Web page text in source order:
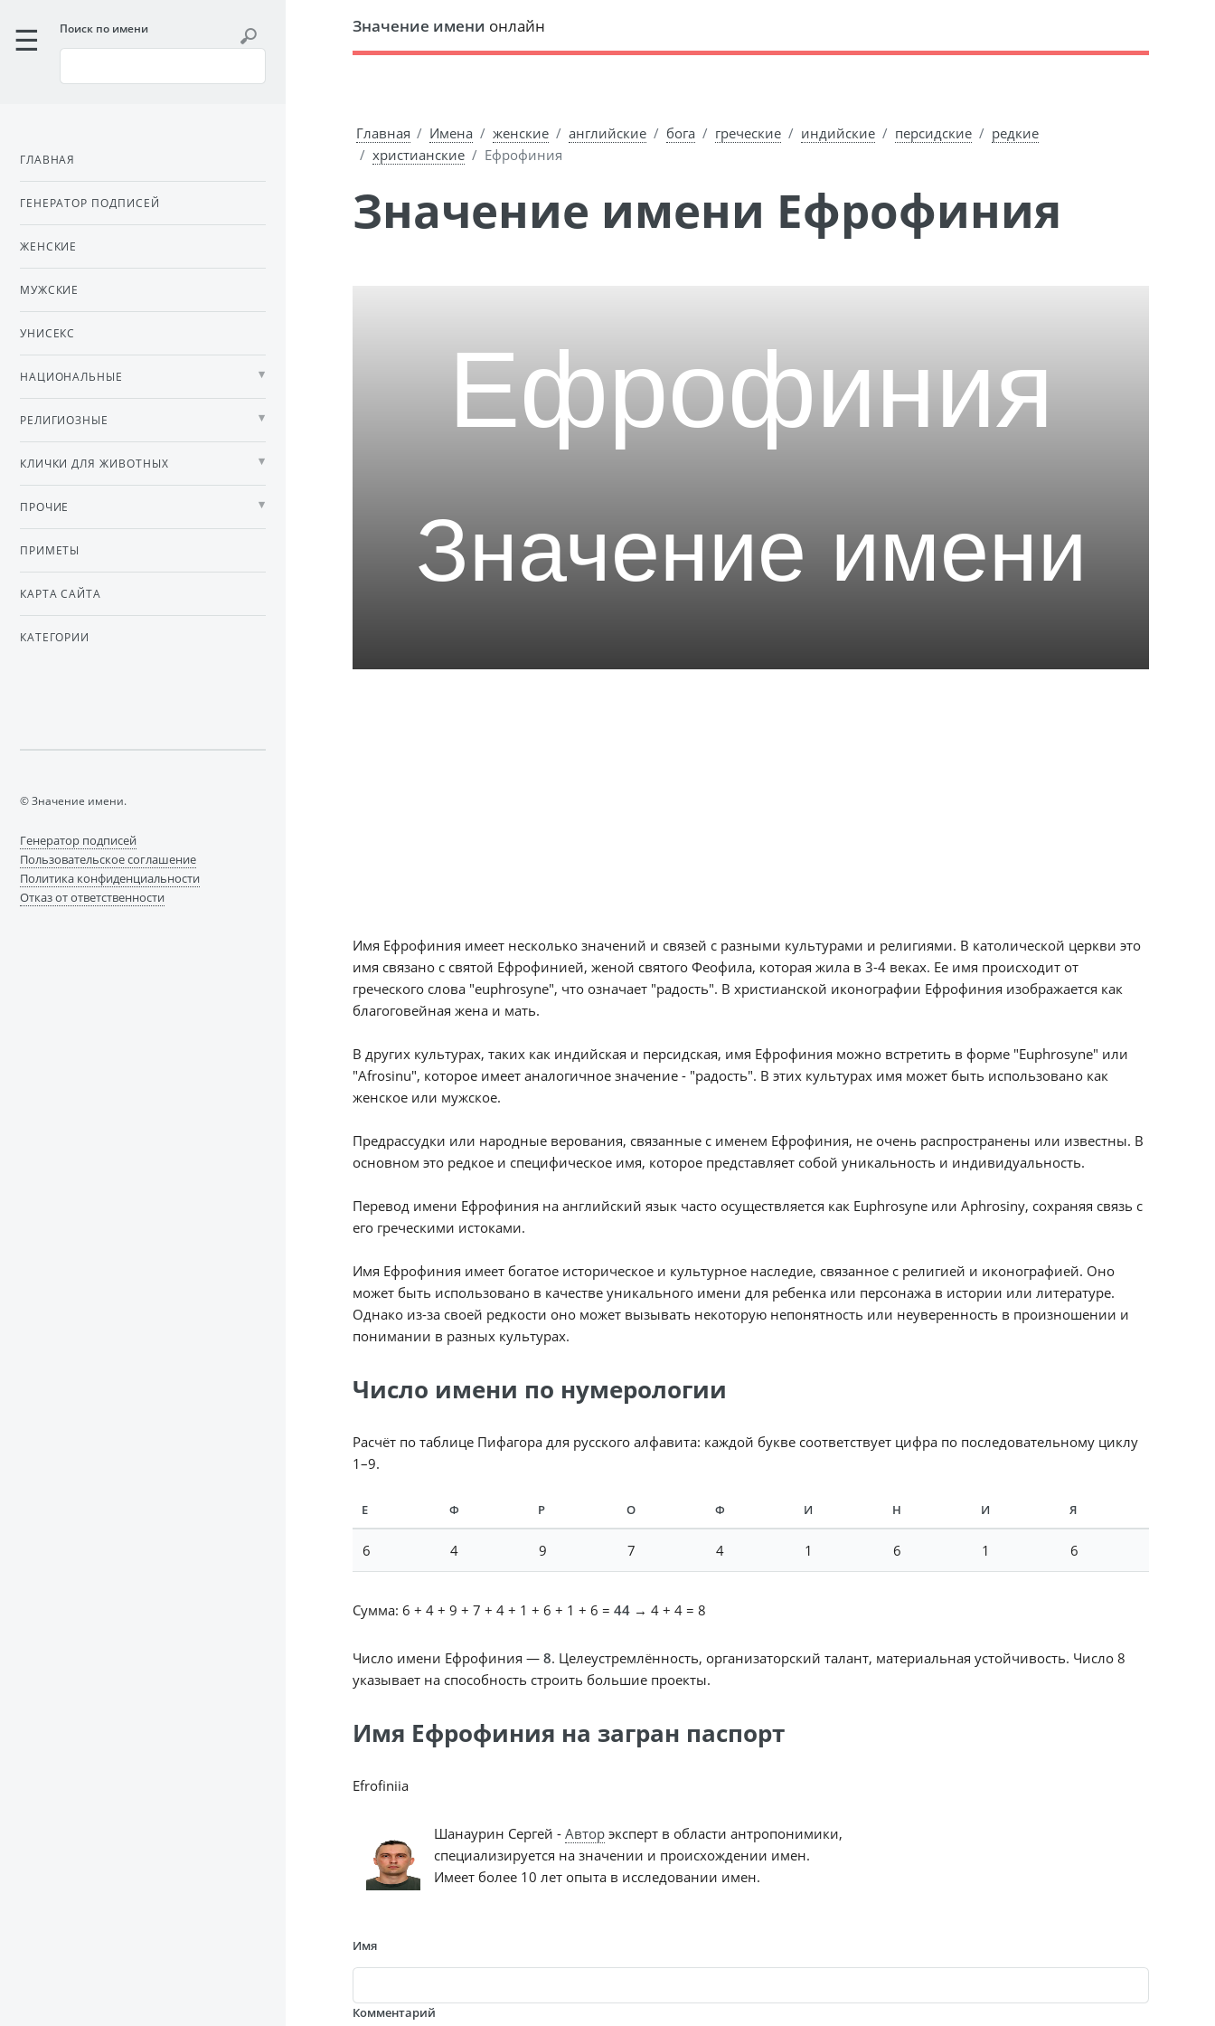
Значение имени онлайн
Главная Имена женские английские бога греческие индийские персидские
редкие
христианские
Ефрофиния
Значение имени Ефрофиния
Имя Ефрофиния имеет несколько значений и связей с разными культурами и религиями. В католической церкви это
имя связано с святой Ефрофинией, женой святого Феофила, которая жила в 3-4 веках. Ее имя происходит от
греческого слова "euphrosyne", что означает "радость". В христианской иконографии Ефрофиния изображается как
благоговейная жена и мать.
В других культурах, таких как индийская и персидская, имя Ефрофиния можно встретить в форме "Euphrosyne" или
"Afrosinu", которое имеет аналогичное значение - "радость". В этих культурах имя может быть использовано как
женское или мужское.
Предрассудки или народные верования, связанные с именем Ефрофиния, не очень распространены или известны. В
основном это редкое и специфическое имя, которое представляет собой уникальность и индивидуальность.
Перевод имени Ефрофиния на английский язык часто осуществляется как Euphrosyne или Aphrosiny, сохраняя связь с
его греческими истоками.
Имя Ефрофиния имеет богатое историческое и культурное наследие, связанное с религией и иконографией. Оно
может быть использовано в качестве уникального имени для ребенка или персонажа в истории или литературе.
Однако из-за своей редкости оно может вызывать некоторую непонятность или неуверенность в произношении и
понимании в разных культурах.
Число имени по нумерологии
Расчёт по таблице Пифагора для русского алфавита: каждой букве соответствует цифра по последовательному циклу
1–9.
Е Ф Р О Ф И Н И Я
6 4 9 7 4 1 6 1 6
Сумма: 6 + 4 + 9 + 7 + 4 + 1 + 6 + 1 + 6 = 44→ 4 + 4 = 8
Число имени Ефрофиния — 8. Целеустремлённость, организаторский талант, материальная устойчивость. Число 8
указывает на способность строить большие проекты.
Имя Ефрофиния на загран паспорт
Efrofiniia
Шанаурин Сергей - Авторэксперт в области антропонимики,
специализируется на значении и происхождении имен.
Имеет более 10 лет опыта в исследовании имен.
Имя
Комментарий
Поиск по имени
ГЛАВНАЯ
ГЕНЕРАТОР ПОДПИСЕЙ
ЖЕНСКИЕ
МУЖСКИЕ
УНИСЕКС
НАЦИОНАЛЬНЫЕ
РЕЛИГИОЗНЫЕ
КЛИЧКИ ДЛЯ ЖИВОТНЫХ
ПРОЧИЕ
ПРИМЕТЫ
КАРТА САЙТА
КАТЕГОРИИ
© Значение имени.
Генератор подписей
Пользовательское соглашение
Политика конфиденциальности
Отказ от ответственности